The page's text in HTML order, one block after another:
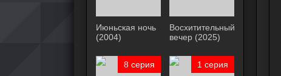
Июньская ночь
(2004)
Восхитительный
вечер (2025)
8 серия 1 серия